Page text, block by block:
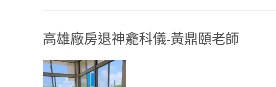
高雄廠房退神龕科儀-黃鼎頤老師